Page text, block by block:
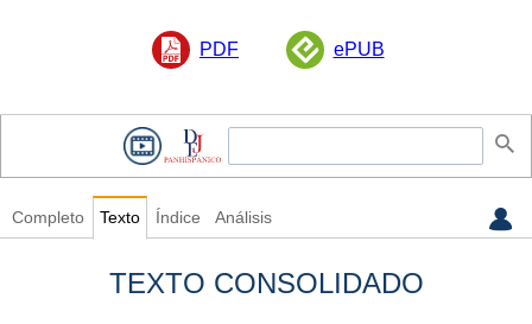
PDF ePUB
Completo Texto Índice Análisis
TEXTO CONSOLIDADO